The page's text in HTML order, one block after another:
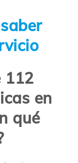
112
en
qué